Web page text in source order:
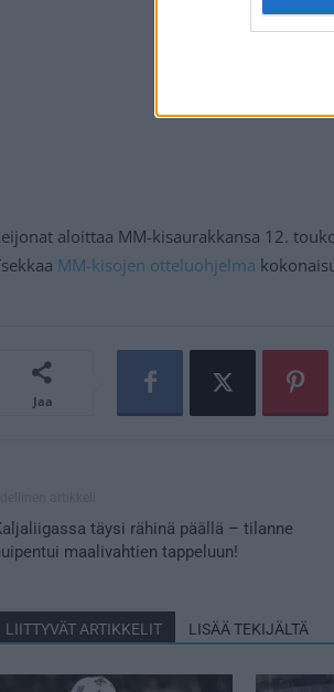
aloittaa MM-kisaurakkansa 12.
MM-kisojen otteluohjelma
Jaa
täysi rähinä päällä – tilanne
maalivahtien tappeluun!
LIITTYVÄT ARTIKKELIT LISÄÄ TEKIJÄLTÄ